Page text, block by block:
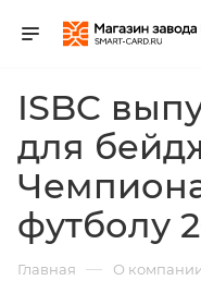
ISBC
для
футболу
Главная — О